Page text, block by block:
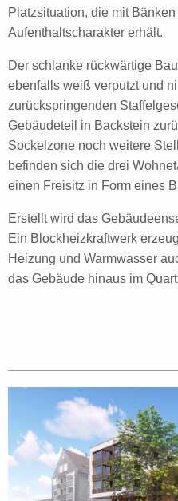
Platzsituation, die mit
Aufenthaltscharakter erhält.
Der schlanke rückwärtige
ebenfalls weiß verputzt und
zurückspringenden
Gebäudeteil in Backstein
Sockelzone noch weitere
befinden sich die drei
einen Freisitz in Form eines
Erstellt wird das
Ein Blockheizkraftwerk
Heizung und Warmwasser
das Gebäude hinaus im